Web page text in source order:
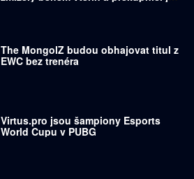
The MongolZ budou obhajovat titul z
EWC bez trenéra
Virtus.pro jsou šampiony Esports
World Cupu v PUBG